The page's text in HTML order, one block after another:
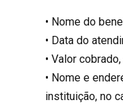
• Nome do
• Data do
• Valor
• Nome e
instituição, no